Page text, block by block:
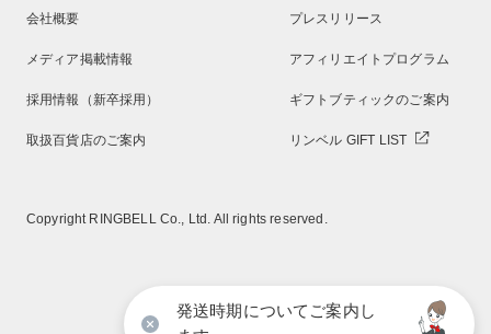
会社概要 プレスリリース
メディア掲載情報 アフィリエイトプログラム
採用情報（新卒採用） ギフトブティックのご案内
取扱百貨店のご案内 リンベル GIFT LIST
Copyright RINGBELL Co., Ltd. All rights reserved.
発送時期についてご案内し